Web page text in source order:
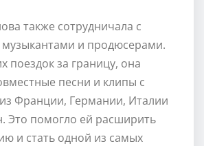
также сотрудничала с
и продюсерами.
поездок за границу, она
песни и клипы с
Франции, Германии, Италии
Это помогло ей расширить
и стать одной из самых